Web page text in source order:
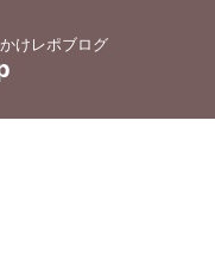
けレポブログ